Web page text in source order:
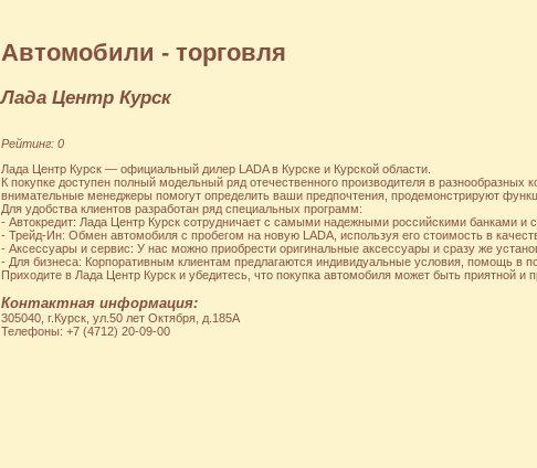
Автомобили - торговля
Лада Центр Курск
Рейтинг: 0
Лада Центр Курск — официальный дилер LADA в Курске и Курской области.
К покупке доступен полный модельный ряд отечественного производителя в
внимательные менеджеры помогут определить ваши предпочтения, продемонстрируют
Для удобства клиентов разработан ряд специальных программ:
- Автокредит: Лада Центр Курск сотрудничает с самыми надежными российскими банками и
- Трейд-Ин: Обмен автомобиля с пробегом на новую LADA, используя его стоимость в
- Аксессуары и сервис: У нас можно приобрести оригинальные аксессуары и сразу же
- Для бизнеса: Корпоративным клиентам предлагаются индивидуальные условия, помощь в
Приходите в Лада Центр Курск и убедитесь, что покупка автомобиля может быть приятной и
Контактная информация:
305040, г.Курск, ул.50 лет Октября, д.185А
Телефоны: +7 (4712) 20-09-00